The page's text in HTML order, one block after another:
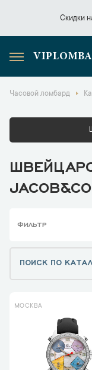
Скидки
Скидки
Часовой ломбард
JACOB&CO
ФИЛЬТР
МОСКВА